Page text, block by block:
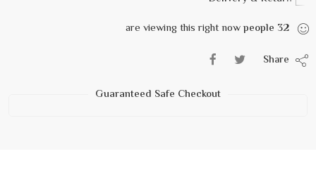
32
people
Guaranteed Safe Checkout